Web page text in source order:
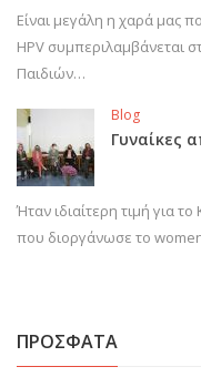
Είναι μεγάλη η χαρά μας
HPV συμπεριλαμβάνεται
Παιδιών…
Blog
Γυναίκες
Ήταν ιδιαίτερη τιμή για
που διοργάνωσε το
ΠΡΟΣΦΑΤΑ